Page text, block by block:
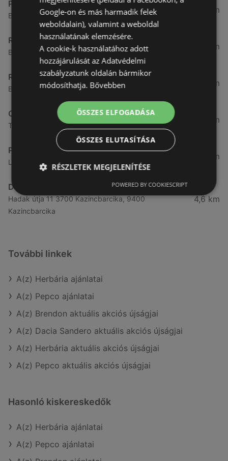
Pepco
Banfalvi u. 6-8. 8., 9400 Sopron
3,82 km
Rothenberger
Bánfalvi u. 4 / f, 9400 Sopron
3,85 km
Rothenberger
Baross út 12, 9400 Sopron
3,9 km
OTP Bank
Teleki utca 22./A Moma üzletközpont, 9400 Sopron
4,28 km
Pepco
Lackner K. u. 35. - Sopron Pláza 35., 9400 Sopron
4,42 km
Deichmann
Hadak útja 11 3700 Kazincbarcika, 9400
Kazincbarcika
4,6 km
További linkek
A(z) Herbária ajánlatai
A(z) Pepco ajánlatai
A(z) Brendon aktuális akciós újságjai
A(z) Dacia Sandero aktuális akciós újságjai
A(z) Herbária aktuális akciós újságjai
A(z) Pepco aktuális akciós újságjai
Hasonló kiskereskedők
A(z) Herbária ajánlatai
A(z) Pepco ajánlatai
Google-on és más harmadik felek
weboldalain), valamint a weboldal
használatának elemzésére.
A cookie-k használatához adott
hozzájárulását az Adatvédelmi
szabályzatunk oldalán bármikor
módosíthatja. Bővebben
ÖSSZES ELFOGADÁSA
ÖSSZES ELUTASÍTÁSA
RÉSZLETEK MEGJELENÍTÉSE
POWERED BY COOKIESCRIPT